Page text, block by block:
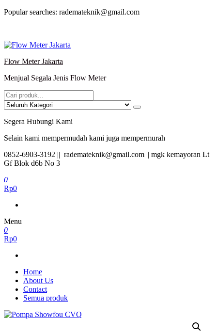
Lompat
Popular searches: rademateknik@gmail.com
Flow Meter Jakarta
Menjual Segala Jenis Flow Meter
Segera Hubungi Kami
Selain kami mempermudah kami juga mempermurah
0852-6903-3192 || rademateknik@gmail.com || mgk kemayoran Lt
Gf Blok d6b No 3
0
Rp0
Menu
0
Rp0
Home
About Us
Contact
Semua produk